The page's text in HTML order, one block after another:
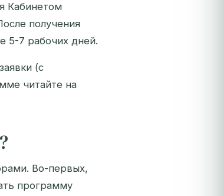
Кабинетом
получения
5-7 рабочих дней.
(с
читайте на
Во-первых,
программу